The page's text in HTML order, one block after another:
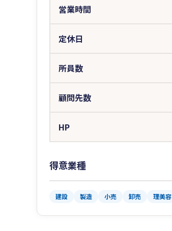
営業時間
定休日
所員数
顧問先数
HP
得意業種
建設 製造 小売 卸売 理美容